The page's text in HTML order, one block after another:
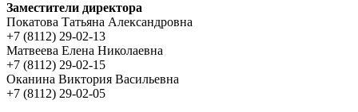
Заместители директора
Покатова Татьяна Александровна
+7 (8112) 29-02-13
Матвеева Елена Николаевна
+7 (8112) 29-02-15
Оканина Виктория Васильевна
+7 (8112) 29-02-05